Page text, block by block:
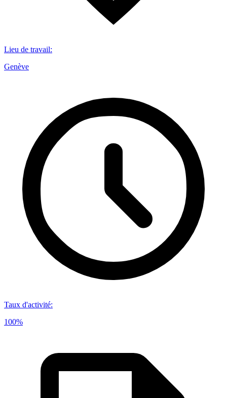
Lieu de travail:
Genève
Taux d'activité:
100%